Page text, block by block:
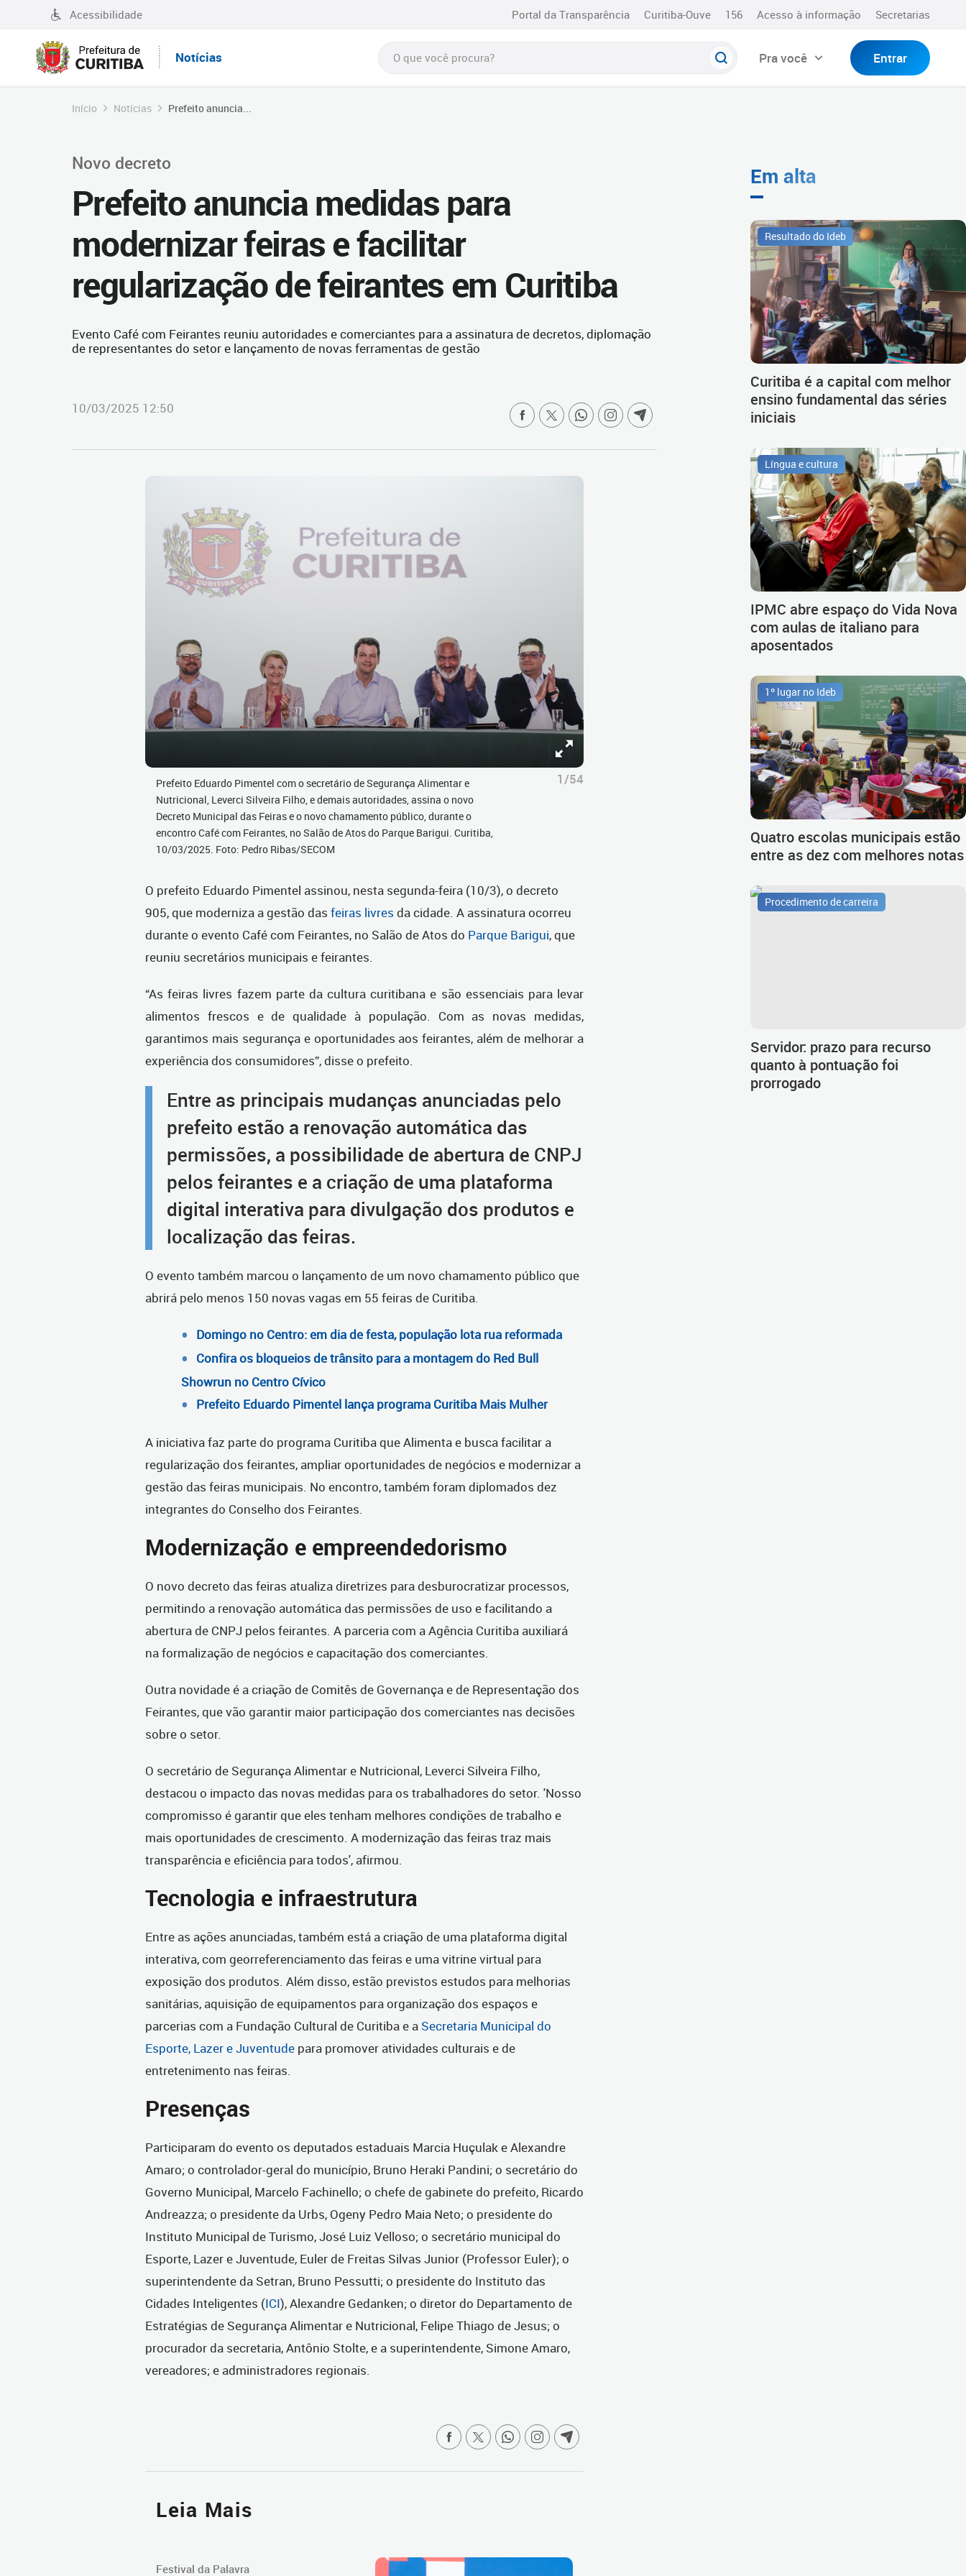
Acessibilidade Portal da Transparência Curitiba-Ouve 156 Acesso à informação Secretarias
Notícias Pra você Entrar
Início Notícias Prefeito anuncia...
Novo decreto
Prefeito anuncia medidas para
modernizar feiras e facilitar
regularização de feirantes em Curitiba
Evento Café com Feirantes reuniu autoridades e comerciantes para a assinatura de decretos, diplomação
de representantes do setor e lançamento de novas ferramentas de gestão
10/03/2025 12:50
Prefeito Eduardo Pimentel com o secretário de Segurança Alimentar e
Nutricional, Leverci Silveira Filho, e demais autoridades, assina o novo
Decreto Municipal das Feiras e o novo chamamento público, durante o
encontro Café com Feirantes, no Salão de Atos do Parque Barigui. Curitiba,
10/03/2025. Foto: Pedro Ribas/SECOM
1/54
O prefeito Eduardo Pimentel assinou, nesta segunda-feira (10/3), o decreto
905, que moderniza a gestão das feiras livres da cidade. A assinatura ocorreu
durante o evento Café com Feirantes, no Salão de Atos do Parque Barigui, que
reuniu secretários municipais e feirantes.
“As feiras livres fazem parte da cultura curitibana e são essenciais para levar
alimentos frescos e de qualidade à população. Com as novas medidas,
garantimos mais segurança e oportunidades aos feirantes, além de melhorar a
experiência dos consumidores”, disse o prefeito.
Entre as principais mudanças anunciadas pelo
prefeito estão a renovação automática das
permissões, a possibilidade de abertura de CNPJ
pelos feirantes e a criação de uma plataforma
digital interativa para divulgação dos produtos e
localização das feiras.
O evento também marcou o lançamento de um novo chamamento público que
abrirá pelo menos 150 novas vagas em 55 feiras de Curitiba.
Domingo no Centro: em dia de festa, população lota rua reformada
Confira os bloqueios de trânsito para a montagem do Red Bull
Showrun no Centro Cívico
Prefeito Eduardo Pimentel lança programa Curitiba Mais Mulher
A iniciativa faz parte do programa Curitiba que Alimenta e busca facilitar a
regularização dos feirantes, ampliar oportunidades de negócios e modernizar a
gestão das feiras municipais. No encontro, também foram diplomados dez
integrantes do Conselho dos Feirantes.
Modernização e empreendedorismo
O novo decreto das feiras atualiza diretrizes para desburocratizar processos,
permitindo a renovação automática das permissões de uso e facilitando a
abertura de CNPJ pelos feirantes. A parceria com a Agência Curitiba auxiliará
na formalização de negócios e capacitação dos comerciantes.
Outra novidade é a criação de Comitês de Governança e de Representação dos
Feirantes, que vão garantir maior participação dos comerciantes nas decisões
sobre o setor.
O secretário de Segurança Alimentar e Nutricional, Leverci Silveira Filho,
destacou o impacto das novas medidas para os trabalhadores do setor. 'Nosso
compromisso é garantir que eles tenham melhores condições de trabalho e
mais oportunidades de crescimento. A modernização das feiras traz mais
transparência e eficiência para todos', afirmou.
Tecnologia e infraestrutura
Entre as ações anunciadas, também está a criação de uma plataforma digital
interativa, com georreferenciamento das feiras e uma vitrine virtual para
exposição dos produtos. Além disso, estão previstos estudos para melhorias
sanitárias, aquisição de equipamentos para organização dos espaços e
parcerias com a Fundação Cultural de Curitiba e a Secretaria Municipal do
Esporte, Lazer e Juventude para promover atividades culturais e de
entretenimento nas feiras.
Presenças
Participaram do evento os deputados estaduais Marcia Huçulak e Alexandre
Amaro; o controlador-geral do município, Bruno Heraki Pandini; o secretário do
Governo Municipal, Marcelo Fachinello; o chefe de gabinete do prefeito, Ricardo
Andreazza; o presidente da Urbs, Ogeny Pedro Maia Neto; o presidente do
Instituto Municipal de Turismo, José Luiz Velloso; o secretário municipal do
Esporte, Lazer e Juventude, Euler de Freitas Silvas Junior (Professor Euler); o
superintendente da Setran, Bruno Pessutti; o presidente do Instituto das
Cidades Inteligentes (ICI), Alexandre Gedanken; o diretor do Departamento de
Estratégias de Segurança Alimentar e Nutricional, Felipe Thiago de Jesus; o
procurador da secretaria, Antônio Stolte, e a superintendente, Simone Amaro,
vereadores; e administradores regionais.
Leia Mais
Festival da Palavra
Em alta
Resultado do Ideb
Curitiba é a capital com melhor
ensino fundamental das séries
iniciais
Língua e cultura
IPMC abre espaço do Vida Nova
com aulas de italiano para
aposentados
1º lugar no Ideb
Quatro escolas municipais estão
entre as dez com melhores notas
Procedimento de carreira
Servidor: prazo para recurso
quanto à pontuação foi
prorrogado